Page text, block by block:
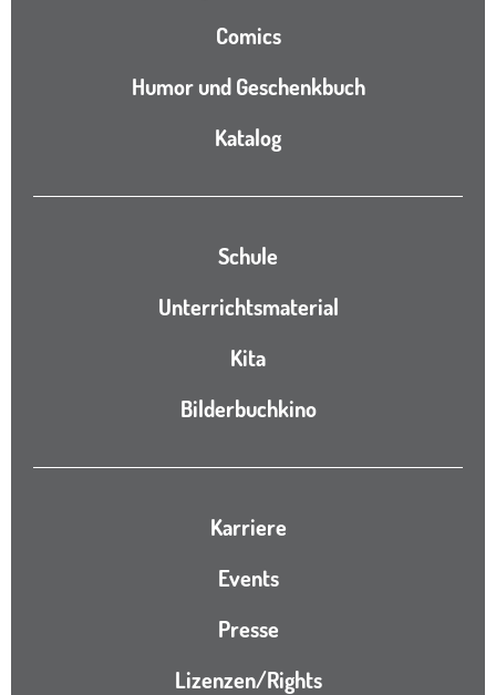
Comics
Humor und Geschenkbuch
Katalog
Katalog
Schule
Unterrichtsmaterial
Kita
Bilderbuchkino
Karriere
Events
Presse
Lizenzen/Rights